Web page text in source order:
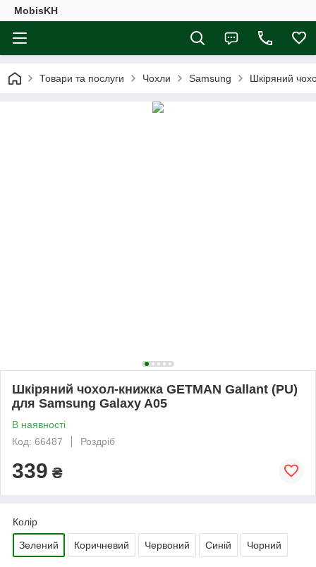
MobisKH
Товари та послуги Чохли Samsung Шкіряний
Шкіряний чохол-книжка GETMAN Gallant (PU)
для Samsung Galaxy A05
В наявності
Код: 66487
Роздріб
339 ₴
Колір
Зелений Коричневий Червоний Синій Чорний